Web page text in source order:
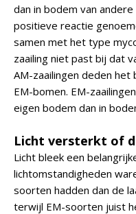
dan in bodem van
positieve reactie
samen met het type
zaailing niet past bij dat
AM-zaailingen deden
EM-bomen. EM-
eigen bodem dan in
Licht versterkt of
Licht bleek een
lichtomstandigheden
soorten hadden dan de
terwijl EM-soorten juist